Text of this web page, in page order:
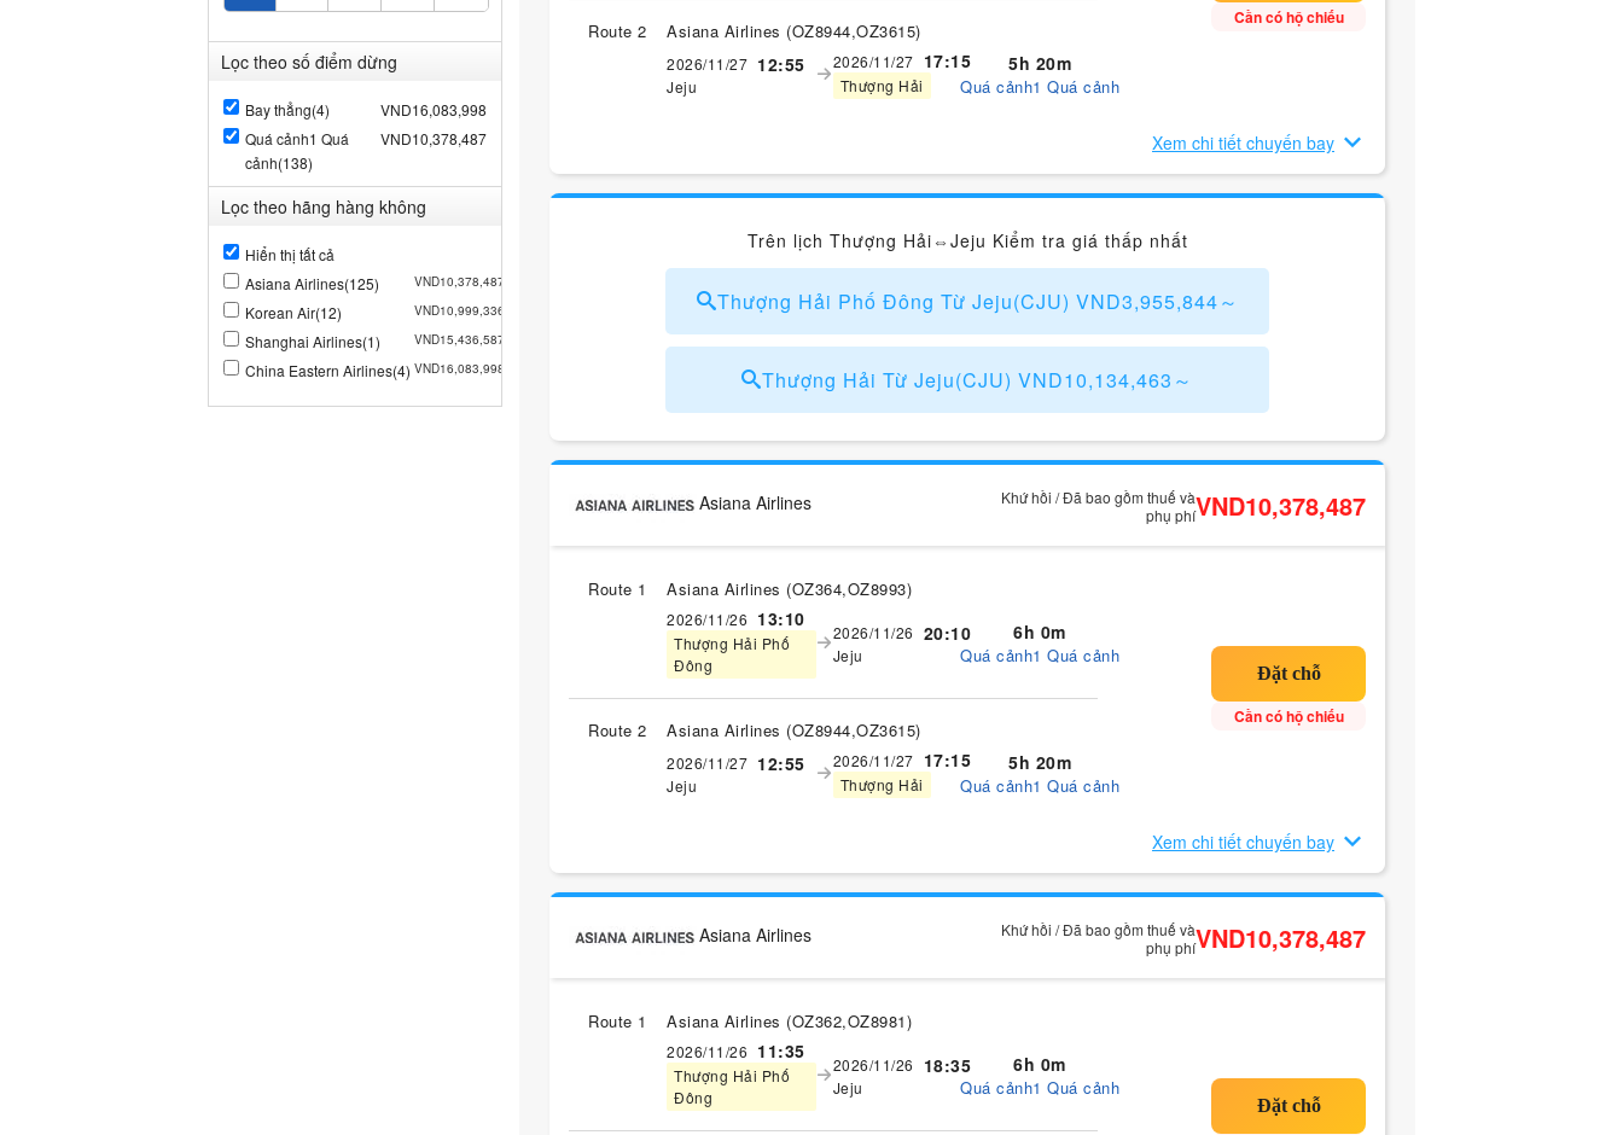
Lọc theo số điểm dừng
Bay thẳng(4)
VND16,083,998
Quá cảnh1 Quá
cảnh(138)
VND10,378,487
Lọc theo hãng hàng không
Hiển thị tất cả
Asiana Airlines(125)
VND10,378,487
Korean Air(12) VND10,999,336
Shanghai Airlines(1) VND15,436,587
China Eastern Airlines(4) VND16,083,998
Route 2 Asiana Airlines (OZ8944,OZ3615)
2026/11/27 12:55
Jeju
2026/11/27 17:15
Thượng Hải
5h 20m
Quá cảnh1 Quá cảnh
Cần có hộ chiếu
Xem chi tiết chuyến bay
Trên lịch Thượng Hải⇔Jeju Kiểm tra giá thấp nhất
Thượng Hải Phố Đông Từ Jeju(CJU) VND3,955,844～
Thượng Hải Từ Jeju(CJU) VND10,134,463～
Asiana Airlines
Khứ hồi / Đã bao gồm thuế và
phụ phíVND10,378,487
Route 1 Asiana Airlines (OZ364,OZ8993)
2026/11/26 13:10
Thượng Hải Phố
Đông
2026/11/26 20:10
Jeju
6h 0m
Quá cảnh1 Quá cảnh
Route 2 Asiana Airlines (OZ8944,OZ3615)
2026/11/27 12:55
Jeju
2026/11/27 17:15
Thượng Hải
5h 20m
Quá cảnh1 Quá cảnh
Cần có hộ chiếu
Xem chi tiết chuyến bay
Asiana Airlines
Khứ hồi / Đã bao gồm thuế và
phụ phíVND10,378,487
Route 1 Asiana Airlines (OZ362,OZ8981)
2026/11/26 11:35
Thượng Hải Phố
Đông
2026/11/26 18:35
Jeju
6h 0m
Quá cảnh1 Quá cảnh